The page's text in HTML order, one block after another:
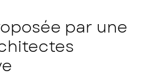
par une